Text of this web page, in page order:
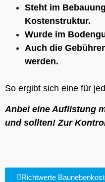
Steht im
Kostenstruktur.
Wurde im
Auch die
werden.
So ergibt sich eine für
Anbei eine Auflistung
und sollten! Zur
Richtwerte